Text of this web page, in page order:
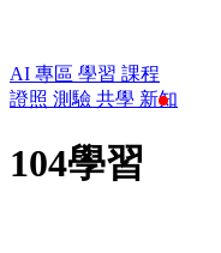
AI 專區 學習 課程
證照 測驗 共學 新知
104學習